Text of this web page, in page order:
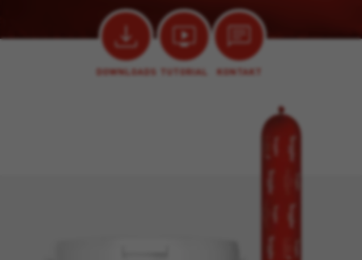
DOWNLOADS TUTORIAL KONTAKT